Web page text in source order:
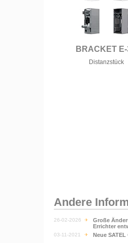
BRACKET
Distanzstück
Andere
26-02-2026
Große
Errichter
03-11-2021 Neue